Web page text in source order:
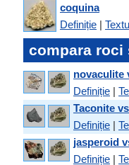
coquina
Definiție |
compara roci
novaculite
Definiție |
Taconite
Definiție |
jasperoid
Definiție |